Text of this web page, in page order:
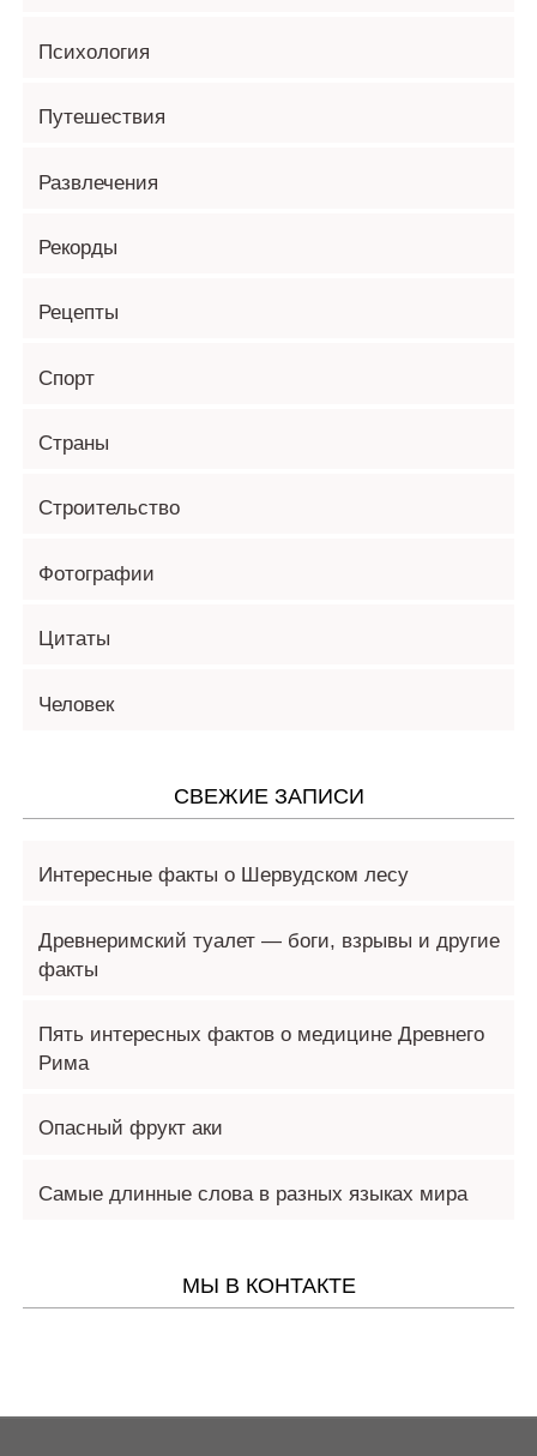
Психология
Путешествия
Развлечения
Рекорды
Рецепты
Спорт
Страны
Строительство
Фотографии
Цитаты
Человек
СВЕЖИЕ ЗАПИСИ
Интересные факты о Шервудском лесу
Древнеримский туалет — боги, взрывы и другие
факты
Пять интересных фактов о медицине Древнего
Рима
Опасный фрукт аки
Самые длинные слова в разных языках мира
МЫ В КОНТАКТЕ